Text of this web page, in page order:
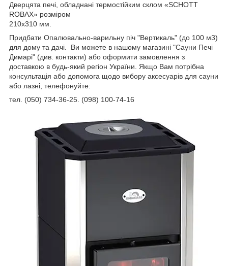
Дверцята печі, обладнані термостійким склом «SCHOTT
ROBAX» розміром
210х310 мм.
Придбати Опалювально-варильну піч "Вертикаль" (до 100 м3)
для дому та дачі. Ви можете в нашому магазині "Сауни Печі
Димарі" (див. контакти) або оформити замовлення з
доставкою в будь-який регіон України. Якщо Вам потрібна
консультація або допомога щодо вибору аксесуарів для сауни
або лазні, телефонуйте:
тел. (050) 734-36-25. (098) 100-74-16